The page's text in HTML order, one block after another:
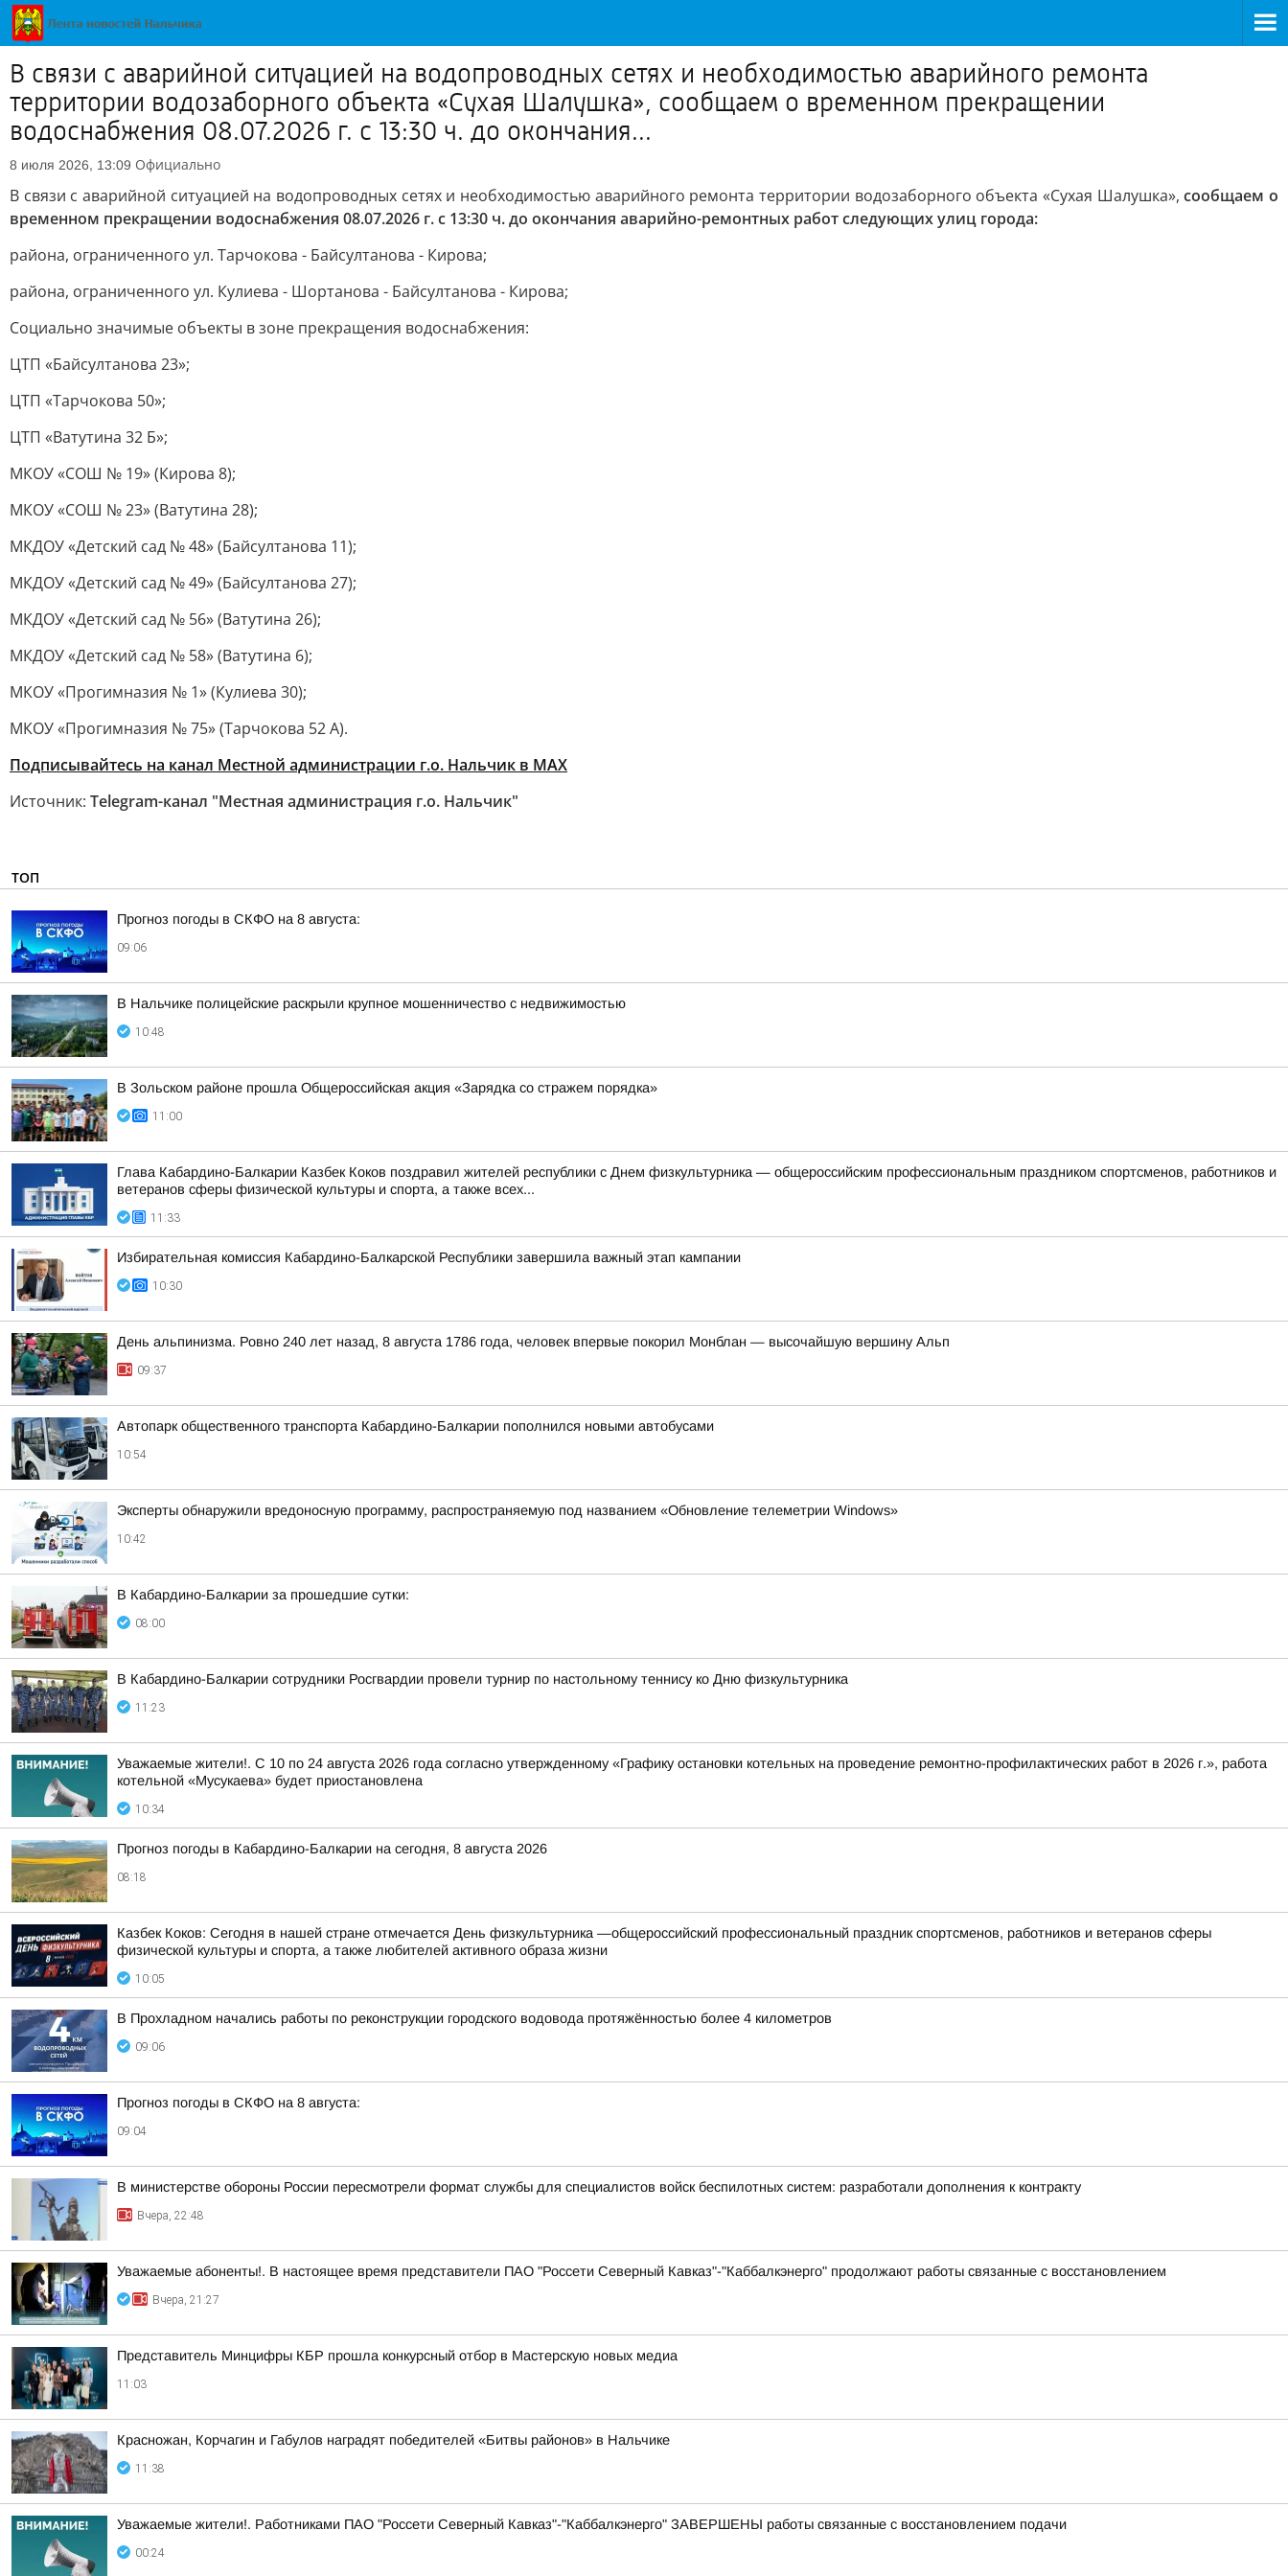
В связи с аварийной ситуацией на водопроводных сетях и необходимостью аварийного ремонта
территории водозаборного объекта «Сухая Шалушка», сообщаем о временном прекращении
водоснабжения 08.07.2026 г. с 13:30 ч. до окончания...
8 июля 2026, 13:09 Официально
В связи с аварийной ситуацией на водопроводных сетях и необходимостью аварийного ремонта территории водозаборного объекта «Сухая Шалушка»,сообщаем о
временном прекращении водоснабжения 08.07.2026 г. с 13:30 ч. до окончания аварийно-ремонтных работ следующих улиц города:
района, ограниченного ул. Тарчокова - Байсултанова - Кирова;
района, ограниченного ул. Кулиева - Шортанова - Байсултанова - Кирова;
Социально значимые объекты в зоне прекращения водоснабжения:
ЦТП «Байсултанова 23»;
ЦТП «Тарчокова 50»;
ЦТП «Ватутина 32 Б»;
МКОУ «СОШ № 19» (Кирова 8);
МКОУ «СОШ № 23» (Ватутина 28);
МКДОУ «Детский сад № 48» (Байсултанова 11);
МКДОУ «Детский сад № 49» (Байсултанова 27);
МКДОУ «Детский сад № 56» (Ватутина 26);
МКДОУ «Детский сад № 58» (Ватутина 6);
МКОУ «Прогимназия № 1» (Кулиева 30);
МКОУ «Прогимназия № 75» (Тарчокова 52 А).
Подписывайтесь на канал Местной администрации г.о. Нальчик в MAX
Источник: Telegram-канал "Местная администрация г.о. Нальчик"
ТОП
Прогноз погоды в СКФО на 8 августа:
09:06
В Нальчике полицейские раскрыли крупное мошенничество с недвижимостью
10:48
В Зольском районе прошла Общероссийская акция «Зарядка со стражем порядка»
11:00
Глава Кабардино-Балкарии Казбек Коков поздравил жителей республики с Днем физкультурника — общероссийским профессиональным праздником спортсменов, работников и
ветеранов сферы физической культуры и спорта, а также всех...
11:33
Избирательная комиссия Кабардино-Балкарской Республики завершила важный этап кампании
10:30
День альпинизма. Ровно 240 лет назад, 8 августа 1786 года, человек впервые покорил Монблан — высочайшую вершину Альп
09:37
Автопарк общественного транспорта Кабардино-Балкарии пополнился новыми автобусами
10:54
Эксперты обнаружили вредоносную программу, распространяемую под названием «Обновление телеметрии Windows»
10:42
В Кабардино-Балкарии за прошедшие сутки:
08:00
В Кабардино-Балкарии сотрудники Росгвардии провели турнир по настольному теннису ко Дню физкультурника
11:23
Уважаемые жители!. С 10 по 24 августа 2026 года согласно утвержденному «Графику остановки котельных на проведение ремонтно-профилактических работ в 2026 г.», работа
котельной «Мусукаева» будет приостановлена
10:34
Прогноз погоды в Кабардино-Балкарии на сегодня, 8 августа 2026
08:18
Казбек Коков: Сегодня в нашей стране отмечается День физкультурника —общероссийский профессиональный праздник спортсменов, работников и ветеранов сферы
физической культуры и спорта, а также любителей активного образа жизни
10:05
В Прохладном начались работы по реконструкции городского водовода протяжённостью более 4 километров
09:06
Прогноз погоды в СКФО на 8 августа:
09:04
В министерстве обороны России пересмотрели формат службы для специалистов войск беспилотных систем: разработали дополнения к контракту
Вчера, 22:48
Уважаемые абоненты!. В настоящее время представители ПАО "Россети Северный Кавказ"-"Каббалкэнерго" продолжают работы связанные с восстановлением
Вчера, 21:27
Представитель Минцифры КБР прошла конкурсный отбор в Мастерскую новых медиа
11:03
Красножан, Корчагин и Габулов наградят победителей «Битвы районов» в Нальчике
11:38
Уважаемые жители!. Работниками ПАО "Россети Северный Кавказ"-"Каббалкэнерго" ЗАВЕРШЕНЫ работы связанные с восстановлением подачи
00:24